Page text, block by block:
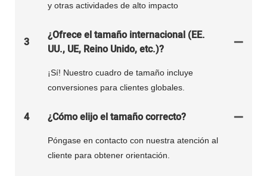
y otras actividades de alto impacto
3
¿Ofrece el tamaño internacional (EE.
UU., UE, Reino Unido, etc.)?
¡Sí! Nuestro cuadro de tamaño incluye
conversiones para clientes globales.
4 ¿Cómo elijo el tamaño correcto?
Póngase en contacto con nuestra atención al
cliente para obtener orientación.